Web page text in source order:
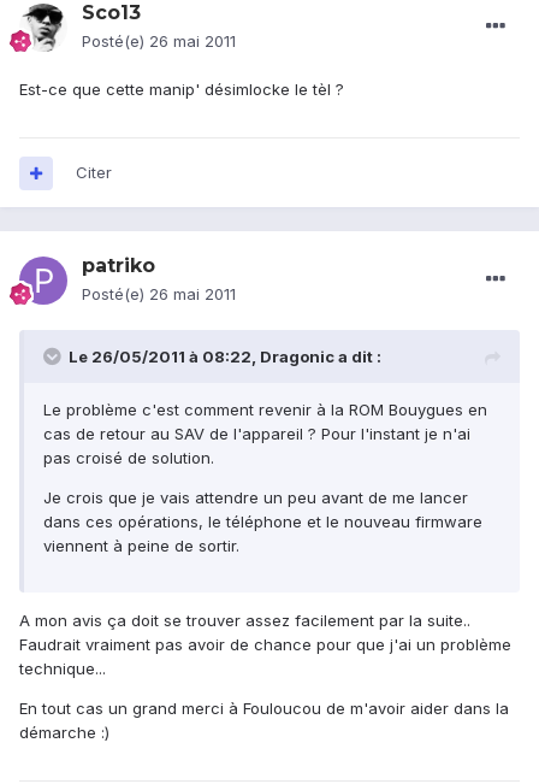
Sco13
Posté(e) 26 mai 2011
Est-ce que cette manip' désimlocke le tèl ?
Citer
patriko
Posté(e) 26 mai 2011
Le 26/05/2011 à 08:22, Dragonic a dit :
Le problème c'est comment revenir à la ROM Bouygues en
cas de retour au SAV de l'appareil ? Pour l'instant je n'ai
pas croisé de solution.
Je crois que je vais attendre un peu avant de me lancer
dans ces opérations, le téléphone et le nouveau firmware
viennent à peine de sortir.
A mon avis ça doit se trouver assez facilement par la suite..
Faudrait vraiment pas avoir de chance pour que j'ai un problème
technique...
En tout cas un grand merci à Fouloucou de m'avoir aider dans la
démarche :)